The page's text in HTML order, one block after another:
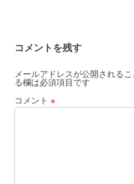
コメントを残す
メールアドレスが公開されるこ
る欄は必須項目です
コメント ※